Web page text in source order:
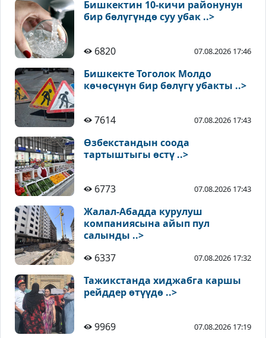
Бишкектин 10-кичи районунун
бир бөлүгүндө суу убак ..>
6820 07.08.2026 17:46
Бишкекте Тоголок Молдо
көчөсүнүн бир бөлүгү убакты ..>
7614 07.08.2026 17:43
Өзбекстандын соода
тартыштыгы өстү ..>
6773 07.08.2026 17:43
Жалал-Абадда курулуш
компаниясына айып пул
салынды ..>
6337
07.08.2026 17:32
Тажикстанда хиджабга каршы
рейддер өтүүдө ..>
9969 07.08.2026 17:19